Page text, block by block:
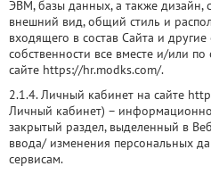
ЭВМ, базы данных, а также дизайн,
внешний вид, общий стиль и
входящего в состав Сайта и
собственности все вместе и/или
сайте https://hr.modks.com/.
2.1.4. Личный кабинет на сайте
Личный кабинет) –
закрытый раздел, выделенный в
ввода/ изменения персональных
сервисам.